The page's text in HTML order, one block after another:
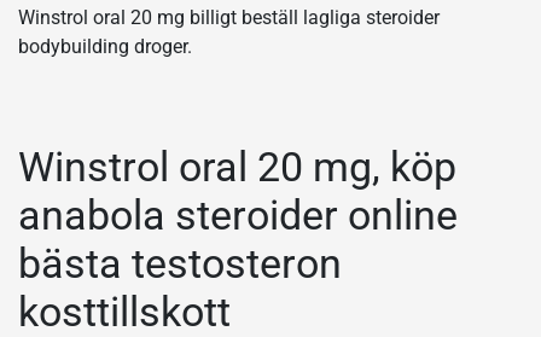
Winstrol oral 20 mg billigt beställ lagliga steroider
bodybuilding droger.
Winstrol oral 20 mg, köp
anabola steroider online
bästa testosteron
kosttillskott